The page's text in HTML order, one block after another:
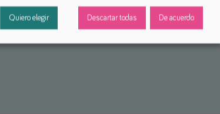
Quiero elegir Descartar todas De acuerdo